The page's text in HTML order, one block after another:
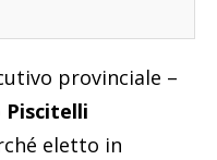
provinciale –
Piscitelli
eletto in